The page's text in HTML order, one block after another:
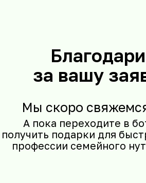
Подарочный сертификат
психологии